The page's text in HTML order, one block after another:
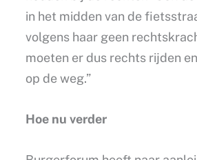
in het midden van de
volgens haar geen
moeten er dus rechts rijden
op de weg.”
Hoe nu verder